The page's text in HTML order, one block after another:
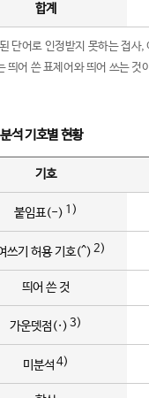
합계
단어로 인정받지 못하는 접사,
띄어 쓴 표제어와 띄어 쓰는
석 기호별 현황
기호
붙임표(-) 1)
쓰기 허용 기호(^) 2)
띄어 쓴 것
가운뎃점(·) 3)
미분석 4)